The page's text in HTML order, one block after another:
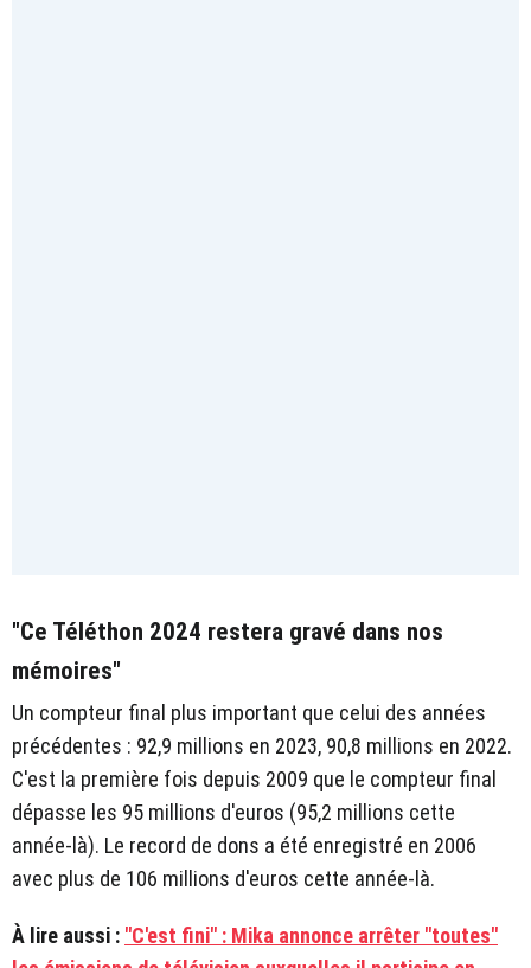
"Ce Téléthon 2024 restera gravé dans nos
mémoires"
Un compteur final plus important que celui des années
précédentes : 92,9 millions en 2023, 90,8 millions en 2022.
C'est la première fois depuis 2009 que le compteur final
dépasse les 95 millions d'euros (95,2 millions cette
année-là). Le record de dons a été enregistré en 2006
avec plus de 106 millions d'euros cette année-là.
À lire aussi : "C'est fini" : Mika annonce arrêter "toutes"